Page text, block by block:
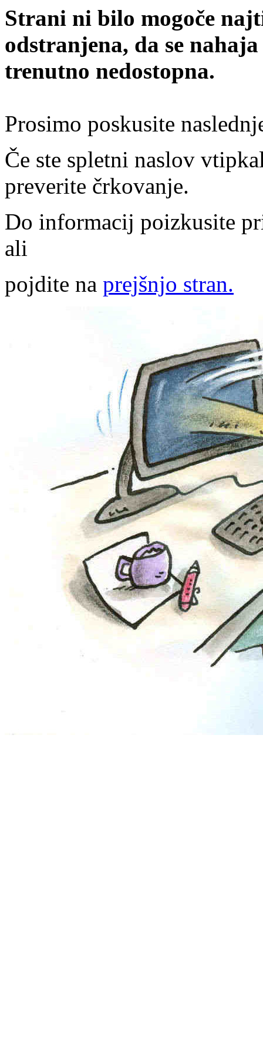
Strani ni bilo mogoče
odstranjena, da se
trenutno nedostopna.
Prosimo poskusite
Če ste spletni naslov
preverite črkovanje.
Do informacij poizkusite
ali
pojdite na prejšnjo stran.